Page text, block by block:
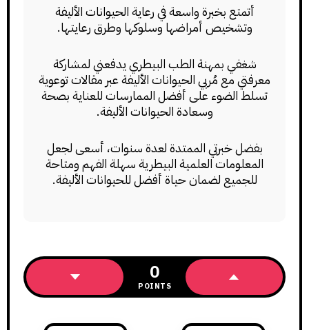
أتمتع بخبرة واسعة في رعاية الحيوانات الأليفة
وتشخيص أمراضها وسلوكها وطرق رعايتها.
شغفي بمهنة الطب البيطري يدفعني لمشاركة
معرفتي مع مُربي الحيوانات الأليفة عبر مقالات توعوية
تسلط الضوء على أفضل الممارسات للعناية بصحة
وسعادة الحيوانات الأليفة.
بفضل خبرتي الممتدة لعدة سنوات، أسعى لجعل
المعلومات العلمية البيطرية سهلة الفهم ومتاحة
للجميع لضمان حياة أفضل للحيوانات الأليفة.
0
POINTS